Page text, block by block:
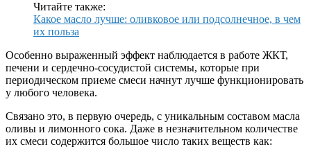
Читайте также:
Какое масло лучше: оливковое или подсолнечное, в чем
их польза
Особенно выраженный эффект наблюдается в работе ЖКТ,
печени и сердечно-сосудистой системы, которые при
периодическом приеме смеси начнут лучше функционировать
у любого человека.
Связано это, в первую очередь, с уникальным составом масла
оливы и лимонного сока. Даже в незначительном количестве
их смеси содержится большое число таких веществ как: